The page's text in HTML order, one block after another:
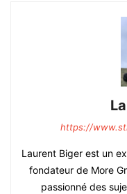
https://
Laurent Biger est un
fondateur de More
passionné des